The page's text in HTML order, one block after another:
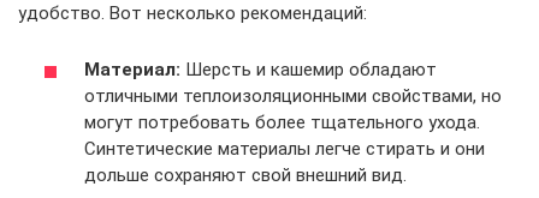
удобство. Вот несколько рекомендаций:
Материал: Шерсть и кашемир обладают
отличными теплоизоляционными свойствами, но
могут потребовать более тщательного ухода.
Синтетические материалы легче стирать и они
дольше сохраняют свой внешний вид.